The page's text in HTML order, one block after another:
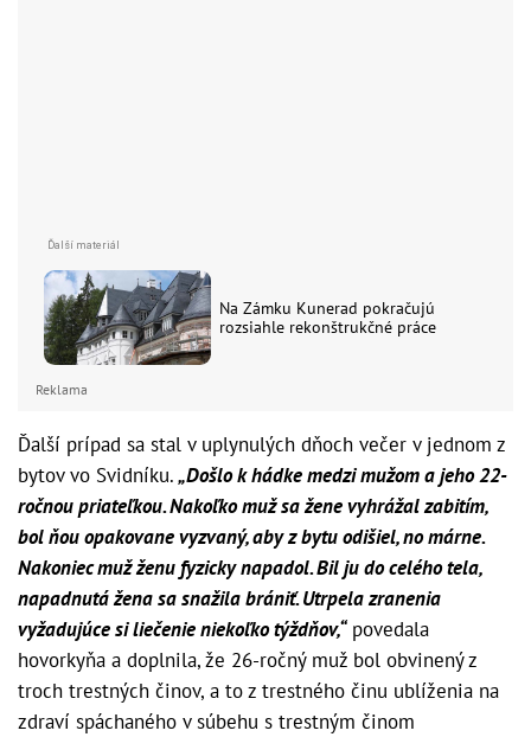
Na Zámku Kunerad pokračujú
rozsiahle rekonštrukčné práce
Reklama
Ďalší prípad sa stal v uplynulých dňoch večer v jednom z
bytov vo Svidníku.„Došlo k hádke medzi mužom a jeho 22-
ročnou priateľkou. Nakoľko muž sa žene vyhrážal zabitím,
bol ňou opakovane vyzvaný, aby z bytu odišiel, no márne.
Nakoniec muž ženu fyzicky napadol. Bil ju do celého tela,
napadnutá žena sa snažila brániť. Utrpela zranenia
vyžadujúce si liečenie niekoľko týždňov,“povedala
hovorkyňa a doplnila, že 26-ročný muž bol obvinený z
troch trestných činov, a to z trestného činu ublíženia na
zdraví spáchaného v súbehu s trestným činom